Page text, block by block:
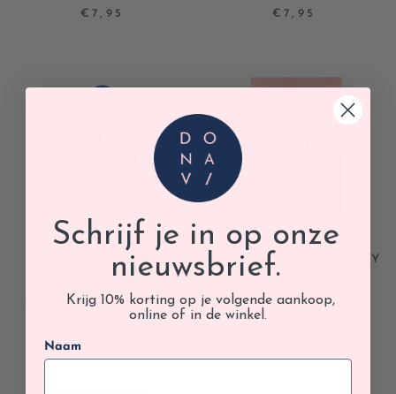
€7,95 €7,95
LEGAMI
Sleutelhanger, Monster
ALL THE WAYS TO SAY
Schrijf je in op onze
nieuwsbrief.
Krijg 10% korting op je volgende aankoop,
online of in de winkel.
Naam